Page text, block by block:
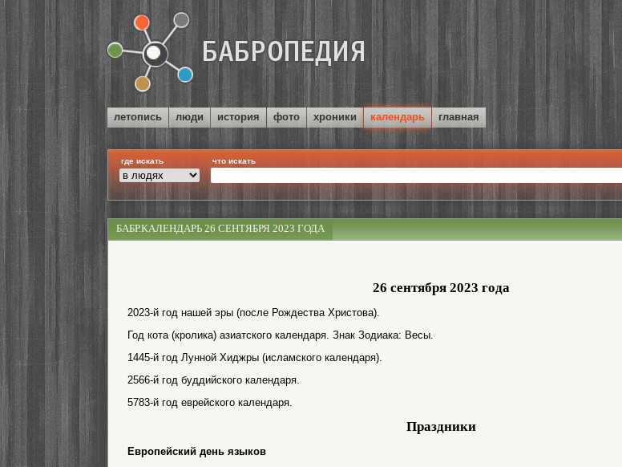
летопись люди история фото хроники календарь главная
где искать что искать
БАБР.КАЛЕНДАРЬ 26 СЕНТЯБРЯ 2023 ГОДА
26 сентября 2023 года
2023-й год нашей эры (после Рождества Христова).
Год кота (кролика) азиатского календаря. Знак Зодиака: Весы.
1445-й год Лунной Хиджры (исламского календаря).
2566-й год буддийского календаря.
5783-й год еврейского календаря.
Праздники
Европейский день языков